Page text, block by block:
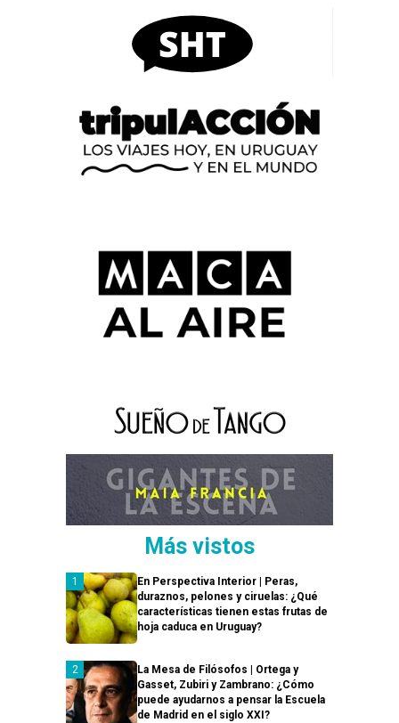
Más vistos
En Perspectiva Interior | Peras,
duraznos, pelones y ciruelas: ¿Qué
características tienen estas frutas de
hoja caduca en Uruguay?
La Mesa de Filósofos | Ortega y
Gasset, Zubiri y Zambrano: ¿Cómo
puede ayudarnos a pensar la Escuela
de Madrid en el siglo XXI?